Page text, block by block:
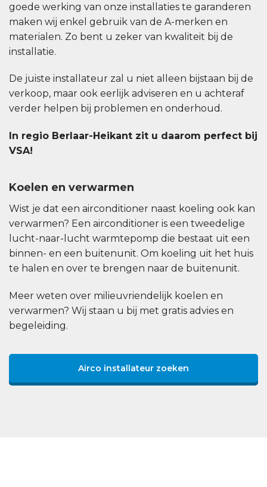
goede werking van onze installaties te garanderen
maken wij enkel gebruik van de A-merken en
materialen. Zo bent u zeker van kwaliteit bij de
installatie.
De juiste installateur zal u niet alleen bijstaan bij de
verkoop, maar ook eerlijk adviseren en u achteraf
verder helpen bij problemen en onderhoud.
In regio Berlaar-Heikant zit u daarom perfect bij
VSA!
Koelen en verwarmen
Wist je dat een airconditioner naast koeling ook kan
verwarmen? Een airconditioner is een tweedelige
lucht-naar-lucht warmtepomp die bestaat uit een
binnen- en een buitenunit. Om koeling uit het huis
te halen en over te brengen naar de buitenunit.
Meer weten over milieuvriendelijk koelen en
verwarmen? Wij staan u bij met gratis advies en
begeleiding.
Airco installateur zoeken